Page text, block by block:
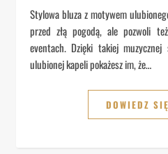
Stylowa bluza z motywem ulubionego zespołu nie tylko uchroni Cię
przed złą pogodą, ale pozwoli
eventach. Dzięki takiej
ulubionej kapeli pokażesz im, że…
DOWIEDZ